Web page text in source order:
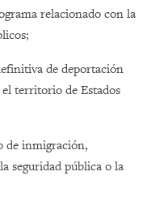
relacionado con la
de deportación
territorio de Estados
de inmigración,
seguridad pública o la